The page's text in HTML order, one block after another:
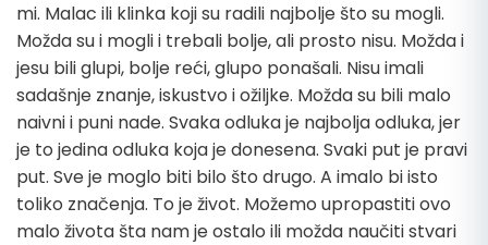
mi. Malac ili klinka koji su radili najbolje što su mogli.
Možda su i mogli i trebali bolje, ali prosto nisu. Možda i
jesu bili glupi, bolje reći, glupo ponašali. Nisu imali
sadašnje znanje, iskustvo i ožiljke. Možda su bili malo
naivni i puni nade. Svaka odluka je najbolja odluka, jer
je to jedina odluka koja je donesena. Svaki put je pravi
put. Sve je moglo biti bilo što drugo. A imalo bi isto
toliko značenja. To je život. Možemo upropastiti ovo
malo života šta nam je ostalo ili možda naučiti stvari